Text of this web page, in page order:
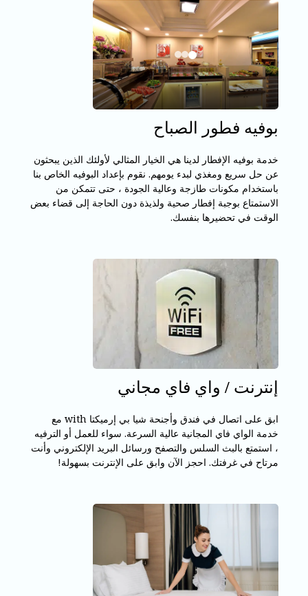
بوفيه فطور الصباح
خدمة بوفيه الإفطار لدينا هي الخيار المثالي لأولئك الذين يبحثون
عن حل سريع ومغذي لبدء يومهم. نقوم بإعداد البوفيه الخاص بنا
باستخدام مكونات طازجة وعالية الجودة ، حتى تتمكن من
الاستمتاع بوجبة إفطار صحية ولذيذة دون الحاجة إلى قضاء بعض
الوقت في تحضيرها بنفسك.
إنترنت / واي فاي مجاني
ابق على اتصال في فندق وأجنحة شيا بي إرميكتا with مع
خدمة الواي فاي المجانية عالية السرعة. سواء للعمل أو الترفيه
، استمتع بالبث السلس والتصفح ورسائل البريد الإلكتروني وأنت
مرتاح في غرفتك. احجز الآن وابق على الإنترنت بسهولة!